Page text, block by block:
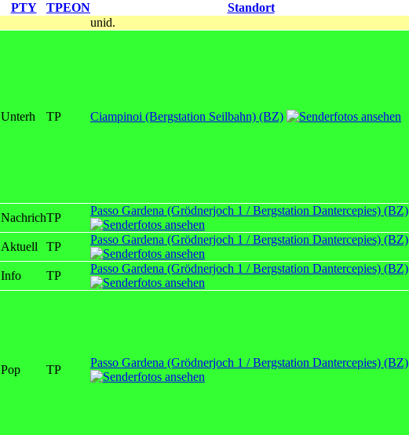
PTY TPEON Standort
unid.
Unterh TP Ciampinoi (Bergstation Seilbahn) (BZ)
NachrichTP
Passo Gardena (Grödnerjoch 1 / Bergstation Dantercepies) (BZ)
Aktuell TP
Passo Gardena (Grödnerjoch 1 / Bergstation Dantercepies) (BZ)
Info TP
Passo Gardena (Grödnerjoch 1 / Bergstation Dantercepies) (BZ)
Pop TP
Passo Gardena (Grödnerjoch 1 / Bergstation Dantercepies) (BZ)